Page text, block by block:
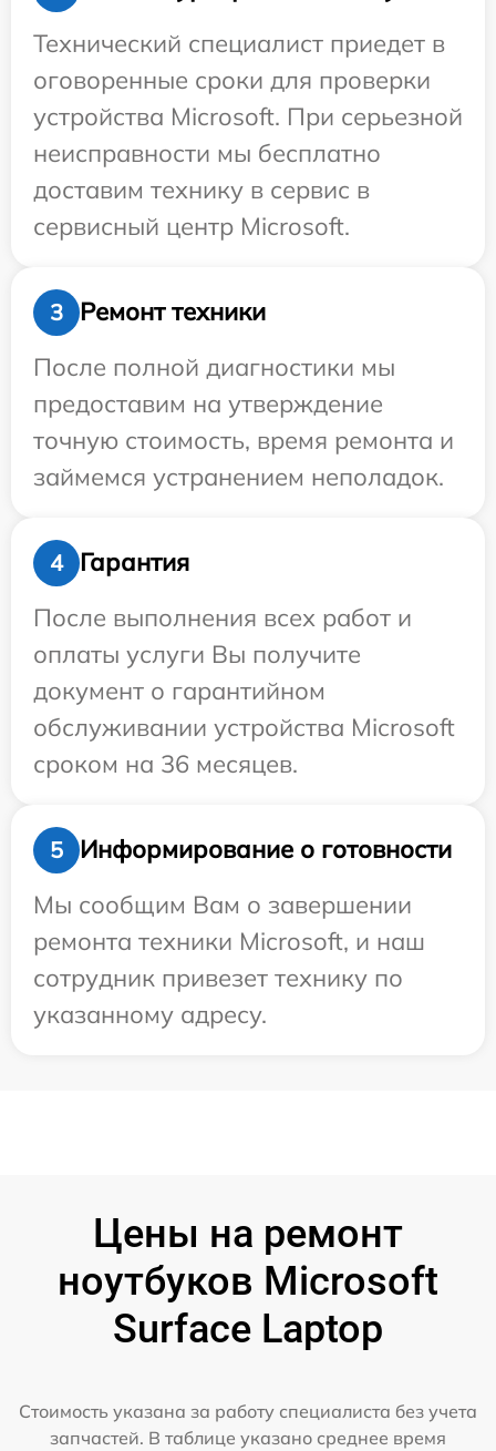
Технический специалист приедет в
оговоренные сроки для проверки
устройства Microsoft. При серьезной
неисправности мы бесплатно
доставим технику в сервис в
сервисный центр Microsoft.
3
Ремонт техники
После полной диагностики мы
предоставим на утверждение
точную стоимость, время ремонта и
займемся устранением неполадок.
4
Гарантия
После выполнения всех работ и
оплаты услуги Вы получите
документ о гарантийном
обслуживании устройства Microsoft
сроком на 36 месяцев.
5
Информирование о готовности
Мы сообщим Вам о завершении
ремонта техники Microsoft, и наш
сотрудник привезет технику по
указанному адресу.
Цены на ремонт
ноутбуков Microsoft
Surface Laptop
Стоимость указана за работу специалиста без учета
запчастей. В таблице указано среднее время